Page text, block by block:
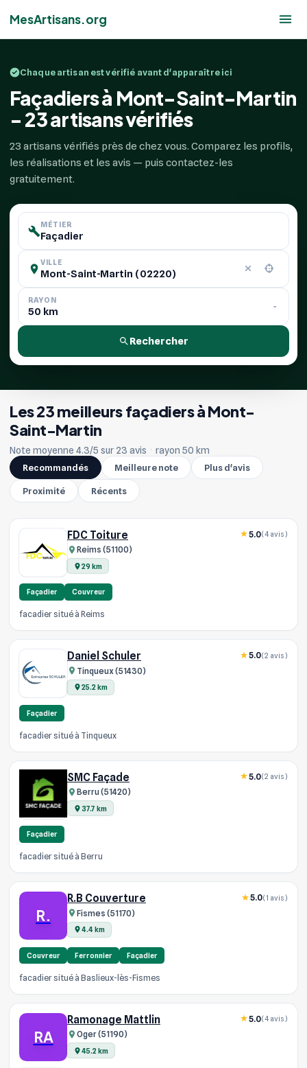
MesArtisans.org
Chaque artisan est vérifié avant d'apparaître ici
Façadiers à Mont-Saint-Martin
- 23 artisans vérifiés
23 artisans vérifiés près de chez vous. Comparez les profils,
les réalisations et les avis — puis contactez-les
gratuitement.
MÉTIER
VILLE
RAYON
Rechercher
Les 23 meilleurs façadiers à Mont-
Saint-Martin
Note moyenne 4.3/5 sur 23 avis · rayon 50 km
Recommandés
Meilleure note Plus d'avis
Proximité Récents
FDC Toiture
Reims (51100)
29 km
5.0(4 avis)
Façadier Couvreur
facadier situé à Reims
Daniel Schuler
Tinqueux (51430)
25.2 km
5.0(2 avis)
Façadier
facadier situé à Tinqueux
SMC Façade
Berru (51420)
37.7 km
5.0(2 avis)
Façadier
facadier situé à Berru
R.
R.B Couverture
Fismes (51170)
4.4 km
5.0(1 avis)
Couvreur Ferronnier Façadier
facadier situé à Baslieux-lès-Fismes
RA
Ramonage Mattlin
Oger (51190)
45.2 km
5.0(4 avis)